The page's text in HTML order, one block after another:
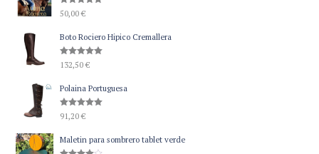
Valorado
con5.00
50,00€
Boto Rociero Hipico Cremallera
Valorado
con5.00
132,50€
Polaina Portuguesa
Valorado
con5.00
91,20€
Maletin para sombrero tablet verde